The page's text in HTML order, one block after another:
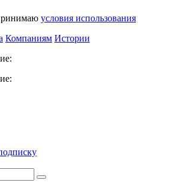
условия использования
Компаниям Истории